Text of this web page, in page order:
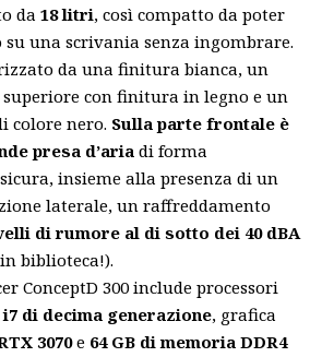
da 18 litri, così compatto da poter
su una scrivania senza ingombrare.
da una finitura bianca, un
con finitura in legno e un
colore nero. Sulla parte frontale è
presa d’aria di forma
insieme alla presenza di un
laterale, un raffreddamento
di rumore al di sotto dei 40 dBA
biblioteca!).
ConceptD 300 include processori
di decima generazione, grafica
3070e 64 GB di memoria DDR4